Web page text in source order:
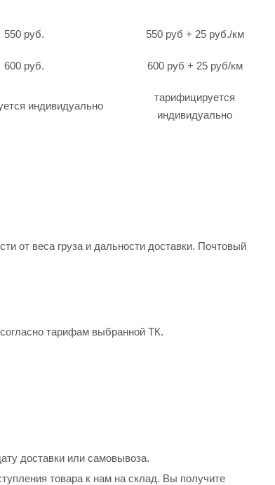
550 руб. 550 руб + 25 руб./км
600 руб. 600 руб + 25 руб/км
индивидуально
тарифицируется
индивидуально
от веса груза и дальности доставки. Почтовый
тарифам выбранной ТК.
доставки или самовывоза.
товара к нам на склад. Вы получите